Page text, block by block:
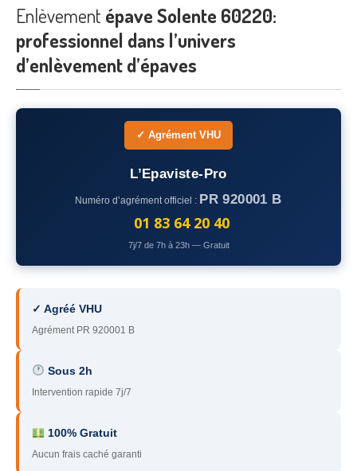
Recyclagevoiture usagée gratuit
Destruction de voiture agréé
EpavisteGratuit
Rachatvoiture accidentée
– Seine-et-Marne
– Yvelines
92– Hauts-de-Seine
93 – Seine-Saint-Denis
94– Val-de-Marne
95 – Val d’Oise
– Essonne
89 – Yonne
Enlèvement épave Solente 60220:
professionnel dans l’univers
d’enlèvement d’épaves
✓ Agrément VHU
L’Epaviste-Pro
Numéro d’agrément officiel : PR 920001 B
01 83 64 20 40
7j/7 de 7h à 23h — Gratuit
✓ Agréé VHU
Agrément PR 920001 B
Sous 2h
Intervention rapide 7j/7
100% Gratuit
Aucun frais caché garanti